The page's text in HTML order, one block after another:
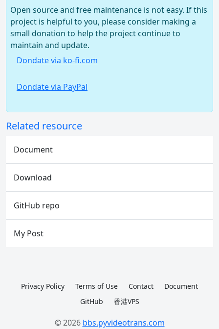
Open source and free maintenance is not easy. If this
project is helpful to you, please consider making a
small donation to help the project continue to
maintain and update.
Dondate via ko-fi.com
Dondate via PayPal
Related resource
Document
Download
GitHub repo
My Post
Privacy Policy Terms of Use Contact
Document
GitHub
香港VPS
© 2026 bbs.pyvideotrans.com